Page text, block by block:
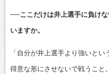
──ここだけは井上選手に負け
いますか。
「自分が井上選手より強いと
得意な形にさせないで戦うこと